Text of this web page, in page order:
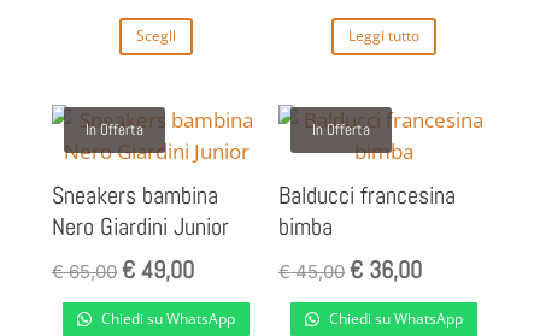
Scegli
prodotto
più
varianti.
Le
opzioni
essere
scelte
era:
€ 40,00.
è:
€ 30,00.
Leggi tutto
In Offerta
Sneakers bambina
Nero Giardini Junior
€65,00 Il
prezzo
originale
€49,00Il
prezzo
attuale
Chiedi su WhatsApp
In Offerta
Balducci francesina
bimba
€45,00Il
prezzo
originale
€ 36,00Il
prezzo
attuale
Chiedi su WhatsApp